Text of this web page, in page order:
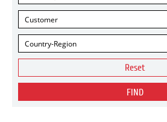
Customer
Country-Region
Reset
FIND